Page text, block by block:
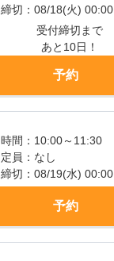
締切：08/18(火) 00:00
受付締切まで
あと10日！
予約
時間：10:00～11:30
定員：なし
締切：08/19(水) 00:00
予約